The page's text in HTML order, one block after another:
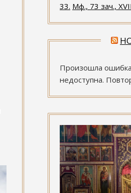
33. Мф., 73 зач.,
Произошла
недоступна.